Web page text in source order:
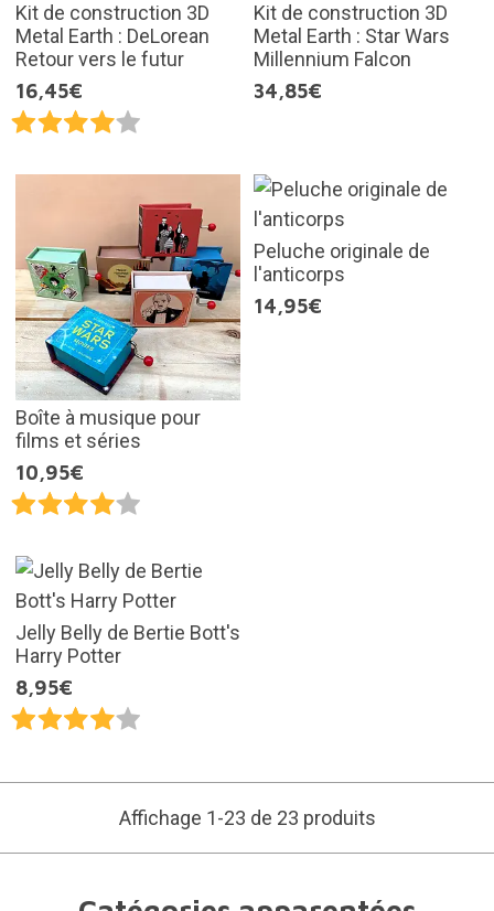
Kit de construction 3D
Metal Earth : DeLorean
Retour vers le futur
16,45€
Kit de construction 3D
Metal Earth : Star Wars
Millennium Falcon
34,85€
Boîte à musique pour
films et séries
10,95€
Peluche originale de
l'anticorps
14,95€
Jelly Belly de Bertie Bott's
Harry Potter
8,95€
Affichage 1-23 de 23 produits